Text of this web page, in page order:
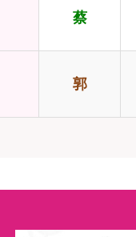
蔡
郭